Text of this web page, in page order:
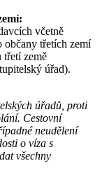
včetně
třetích zemí
třetí země
úřad).
úřadů, proti
Cestovní
neudělení
o víza s
všechny